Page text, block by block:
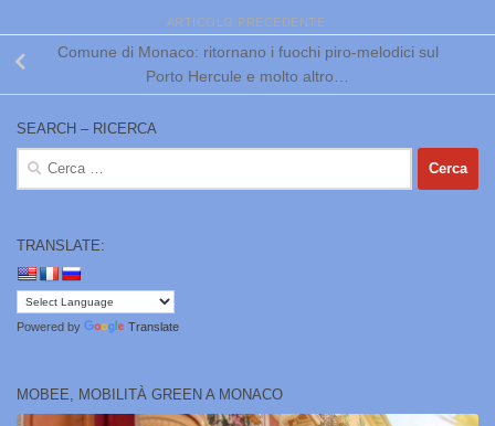
ARTICOLO PRECEDENTE
Comune di Monaco: ritornano i fuochi piro-melodici sul
Porto Hercule e molto altro…
SEARCH – RICERCA
Ricerca
TRANSLATE:
Powered by Translate
MOBEE, MOBILITÀ GREEN A MONACO